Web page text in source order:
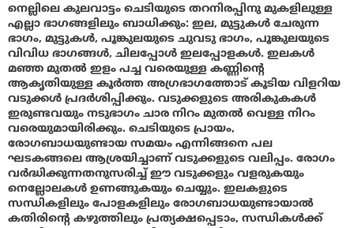
നെല്ലിലെ കുലവാട്ടം ചെടിയുടെ തറനിരപ്പിനു മുകളിലുള്ള
എല്ലാ ഭാഗങ്ങളിലും ബാധിക്കും: ഇല, മുട്ടുകള്‍ ചേരുന്ന
ഭാഗം, മുട്ടുകള്‍, പൂങ്കുലയുടെ ചുവടു ഭാഗം, പൂങ്കുലയുടെ
വിവിധ ഭാഗങ്ങള്‍, ചിലപ്പോള്‍ ഇലപ്പോളകള്‍. ഇലകള്‍
മഞ്ഞ മുതല്‍ ഇളം പച്ച വരെയുള്ള കണ്ണിന്റെ
ആകൃതിയുള്ള കൂര്‍ത്ത അഗ്രഭാഗത്തോട് കൂടിയ വിളറിയ
വടുക്കള്‍ പ്രദര്‍ശിപ്പിക്കും. വടുക്കളുടെ അരികുകകള്‍
ഇരുണ്ടവയും നടുഭാഗം ചാര നിറം മുതല്‍ വെള്ള നിറം
വരെയുമായിരിക്കും. ചെടിയുടെ പ്രായം,
രോഗബാധയുണ്ടായ സമയം എന്നിങ്ങനെ പല
ഘടകങ്ങലെ ആശ്രയിച്ചാണ് വടുക്കളുടെ വലിപ്പം. രോഗം
വര്‍ദ്ധിക്കുന്നതനുസരിച്ച് ഈ വടുക്കളും വളരുകയും
നെല്ലോലകള്‍ ഉണങ്ങുകയും ചെയ്യും. ഇലകളുടെ
സന്ധികളിലും പോളകളിലും രോഗബാധയുണ്ടായാല്‍
കതിരിന്റെ കഴുത്തിലും പ്രത്യക്ഷപ്പെടാം, സന്ധികള്‍ക്ക്